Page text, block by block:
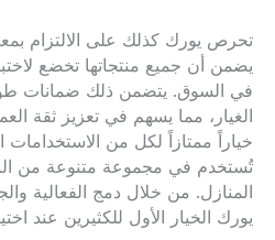
تحرص يورك كذلك على الالتزام
يضمن أن جميع منتجاتها تخضع
في السوق. يتضمن ذلك ضمانات
الغيار، مما يسهم في تعزيز ثقة
خياراً ممتازاً لكل من الاستخدامات
تُستخدم في مجموعة متنوعة من
المنازل. من خلال دمج الفعالية
يورك الخيار الأول للكثيرين عند